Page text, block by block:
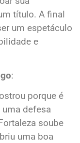
título. A final
um espetáculo
e
:
porque é
defesa
soube
uma boa